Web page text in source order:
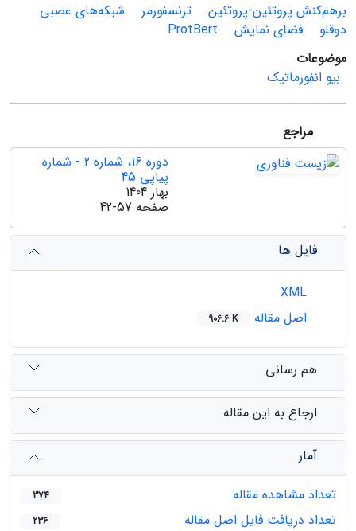
برهم‌کنش پروتئین-پروتئین
ترنسفورمر
شبکه‌های عصبی
دوقلو
فضای نمایش
ProtBert
موضوعات
بیو انفورماتیک
مراجع
دوره 16، شماره 2 - شماره
پیاپی 45
بهار 1404
صفحه 42-57
فایل ها
اصل مقاله
906.6 K
هم رسانی
ارجاع به این مقاله
آمار
تعداد مشاهده مقاله
374
تعداد دریافت فایل اصل مقاله 236